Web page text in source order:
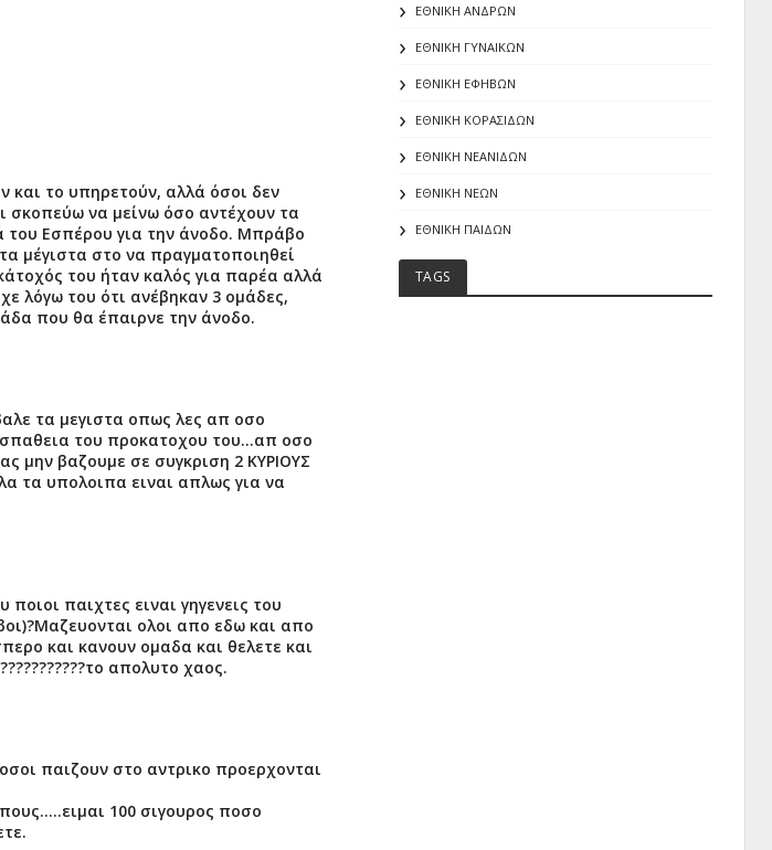
και το υπηρετούν, αλλά όσοι δεν
σκοπεύω να μείνω όσο αντέχουν τα
του Εσπέρου για την άνοδο. Μπράβο
μέγιστα στο να πραγματοποιηθεί
του ήταν καλός για παρέα αλλά
λόγω του ότι ανέβηκαν 3 ομάδες,
που θα έπαιρνε την άνοδο.
τα μεγιστα οπως λες απ οσο
του προκατοχου του...απ οσο
μην βαζουμε σε συγκριση 2 ΚΥΡΙΟΥΣ
τα υπολοιπα ειναι απλως για να
παιχτες ειναι γηγενεις του
ολοι απο εδω και απο
και κανουν ομαδα και θελετε και
απολυτο χαος.
παιζουν στο αντρικο προερχονται
100 σιγουρος ποσο
ΕΘΝΙΚΗ ΑΝΔΡΩΝ
ΕΘΝΙΚΗ ΓΥΝΑΙΚΩΝ
ΕΘΝΙΚΗ ΕΦΗΒΩΝ
ΕΘΝΙΚΗ ΚΟΡΑΣΙΔΩΝ
ΕΘΝΙΚΗ ΝΕΑΝΙΔΩΝ
ΕΘΝΙΚΗ ΝΕΩΝ
ΕΘΝΙΚΗ ΠΑΙΔΩΝ
TAGS